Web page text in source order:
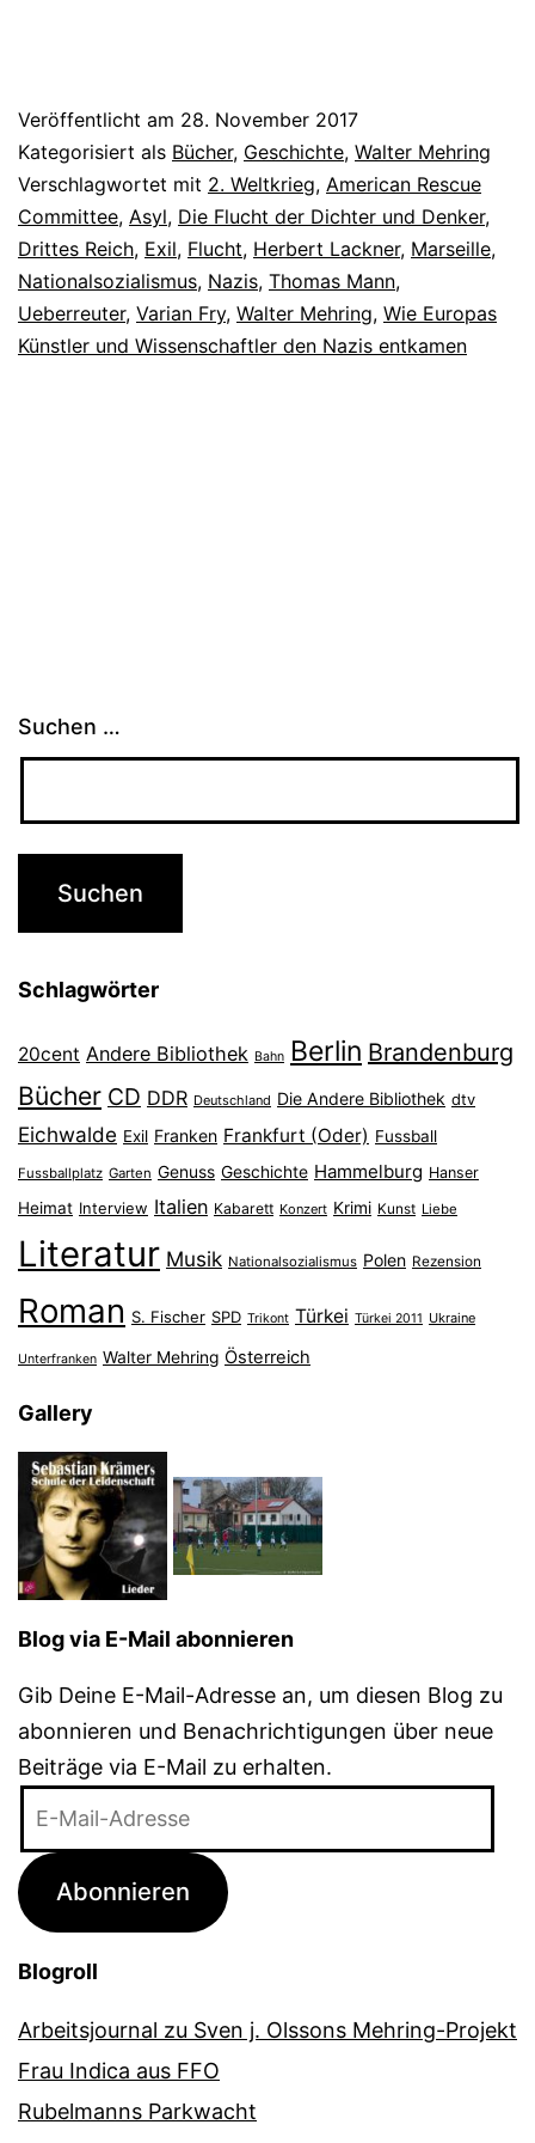
Veröffentlicht am 28. November 2017
Kategorisiert als Bücher, Geschichte, Walter Mehring
Verschlagwortet mit 2. Weltkrieg, American Rescue
Committee, Asyl, Die Flucht der Dichter und Denker,
Drittes Reich, Exil, Flucht, Herbert Lackner, Marseille,
Nationalsozialismus, Nazis, Thomas Mann,
Ueberreuter, Varian Fry, Walter Mehring, Wie Europas
Künstler und Wissenschaftler den Nazis entkamen
Suchen …
Schlagwörter
20cent Andere Bibliothek Bahn Berlin Brandenburg
Bücher CD DDR Deutschland Die Andere Bibliothek dtv
Eichwalde Exil Franken Frankfurt (Oder) Fussball
Fussballplatz Garten Genuss Geschichte Hammelburg Hanser
Heimat Interview Italien Kabarett Konzert Krimi Kunst Liebe
Literatur Musik Nationalsozialismus Polen Rezension
Roman S. Fischer SPD Trikont Türkei Türkei 2011 Ukraine
Unterfranken Walter Mehring Österreich
Gallery
Blog via E-Mail abonnieren
Gib Deine E-Mail-Adresse an, um diesen Blog zu
abonnieren und Benachrichtigungen über neue
Beiträge via E-Mail zu erhalten.
Adresse
Abonnieren
Blogroll
Arbeitsjournal zu Sven j. Olssons Mehring-Projekt
Frau Indica aus FFO
Rubelmanns Parkwacht